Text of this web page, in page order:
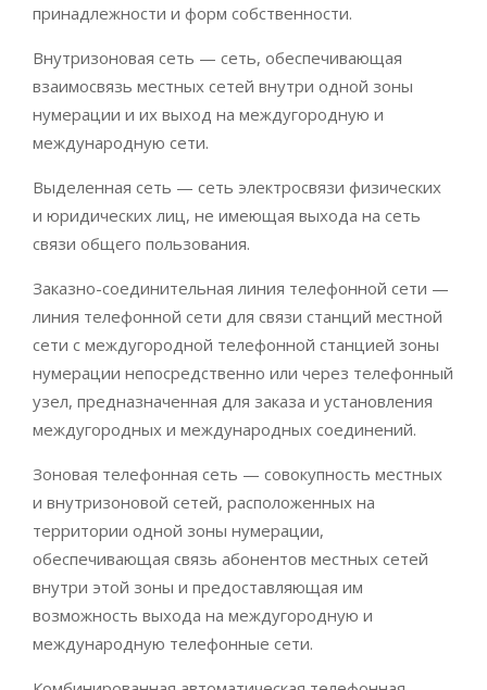
принадлежности и форм собственности.
Внутризоновая сеть — сеть, обеспечивающая
взаимосвязь местных сетей внутри одной зоны
нумерации и их выход на междугородную и
международную сети.
Выделенная сеть — сеть электросвязи физических
и юридических лиц, не имеющая выхода на сеть
связи общего пользования.
Заказно-соединительная линия телефонной сети —
линия телефонной сети для связи станций местной
сети с междугородной телефонной станцией зоны
нумерации непосредственно или через телефонный
узел, предназначенная для заказа и установления
междугородных и международных соединений.
Зоновая телефонная сеть — совокупность местных
и внутризоновой сетей, расположенных на
территории одной зоны нумерации,
обеспечивающая связь абонентов местных сетей
внутри этой зоны и предоставляющая им
возможность выхода на междугородную и
международную телефонные сети.